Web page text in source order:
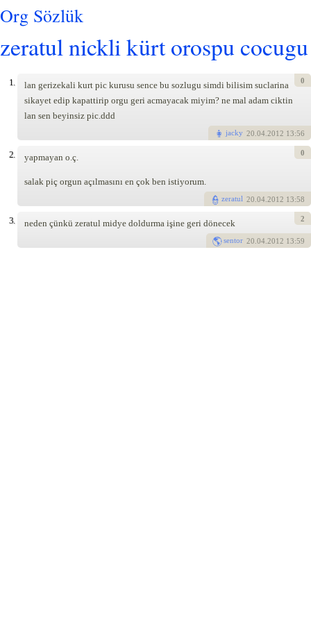
Org Sözlük
zeratul nickli kürt orospu cocugu
1.
lan gerizekali kurt pic kurusu sence bu sozlugu simdi bilisim suclarina
sikayet edip kapattirip orgu geri acmayacak miyim? ne mal adam ciktin
lan sen beyinsiz pic.ddd
jacky 20.04.2012 13:56
0
2. yapmayan o.ç.
salak piç orgun açılmasını en çok ben istiyorum.
zeratul 20.04.2012 13:58
0
3. neden çünkü zeratul midye doldurma işine geri dönecek
sentor 20.04.2012 13:59
2